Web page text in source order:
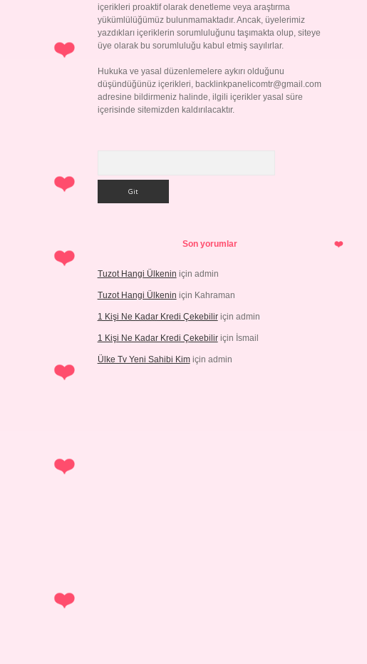
içerikleri proaktif olarak denetleme veya araştırma
yükümlülüğümüz bulunmamaktadır. Ancak, üyelerimiz
yazdıkları içeriklerin sorumluluğunu taşımakta olup, siteye
üye olarak bu sorumluluğu kabul etmiş sayılırlar.
Hukuka ve yasal düzenlemelere aykırı olduğunu
düşündüğünüz içerikleri, backlinkpanelicomtr@gmail.com
adresine bildirmeniz halinde, ilgili içerikler yasal süre
içerisinde sitemizden kaldırılacaktır.
Son yorumlar
Tuzot Hangi Ülkenin için admin
Tuzot Hangi Ülkenin için Kahraman
1 Kişi Ne Kadar Kredi Çekebiliriçin admin
1 Kişi Ne Kadar Kredi Çekebiliriçin İsmail
Ülke Tv Yeni Sahibi Kimiçin admin